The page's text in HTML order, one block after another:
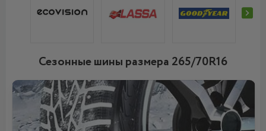
Сезонные шины размера 265/70R16